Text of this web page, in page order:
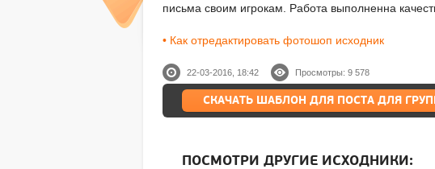
письма своим игрокам. Работа выполненна
• Как отредактировать фотошоп исходник
22-03-2016, 18:42 Просмотры: 9 578
СКАЧАТЬ ШАБЛОН ДЛЯ ПОСТА ДЛЯ
ПОСМОТРИ ДРУГИЕ ИСХОДНИКИ: